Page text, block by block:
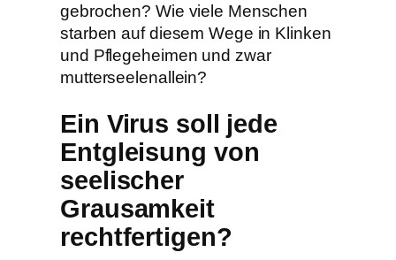
gebrochen? Wie viele Menschen
starben auf diesem Wege in Klinken
und Pflegeheimen und zwar
mutterseelenallein?
Ein Virus soll jede
Entgleisung von
seelischer
Grausamkeit
rechtfertigen?